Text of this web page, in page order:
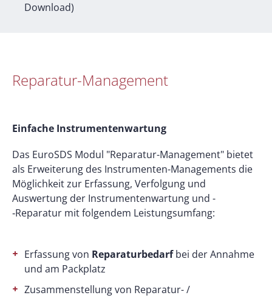
Download)
Reparatur-Management
Einfache Instrumentenwartung
Das EuroSDS Modul "Reparatur-Management" bietet
als Erweiterung des Instrumenten-Managements die
Möglichkeit zur Erfassung, Verfolgung und
Auswertung der Instrumentenwartung und ­
‑Reparatur mit folgendem Leistungsumfang:
Erfassung von Reparaturbedarfbei der Annahme
und am Packplatz
Zusammenstellung von Reparatur- /